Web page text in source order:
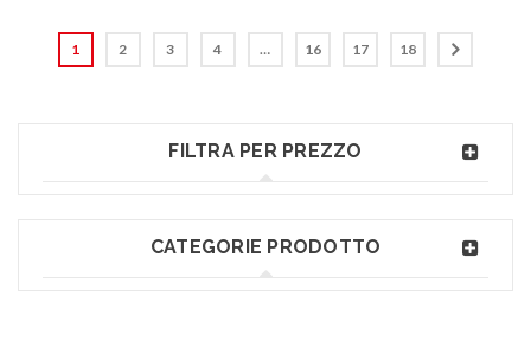
1 2 3 4 … 16 17 18
FILTRA PER PREZZO
CATEGORIE PRODOTTO